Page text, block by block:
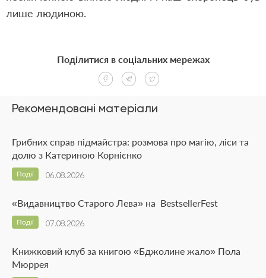
лише людиною.
Рекомендовані матеріали
Грибних справ підмайстра: розмова про магію, ліси та
долю з Катериною Корнієнко
06.08.2026
Події
«Видавництво Старого Лева» на BestsellerFest
07.08.2026
Події
Книжковий клуб за книгою «Бджолине жало» Пола
Мюррея
Поділитися в соціальних мережах